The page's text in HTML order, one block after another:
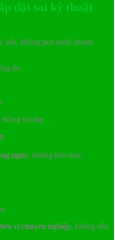
đặt sai kỹ thuật
do:
thoáng
ngay, nhưng làm máy:
vị chuyên nghiệp, không nên